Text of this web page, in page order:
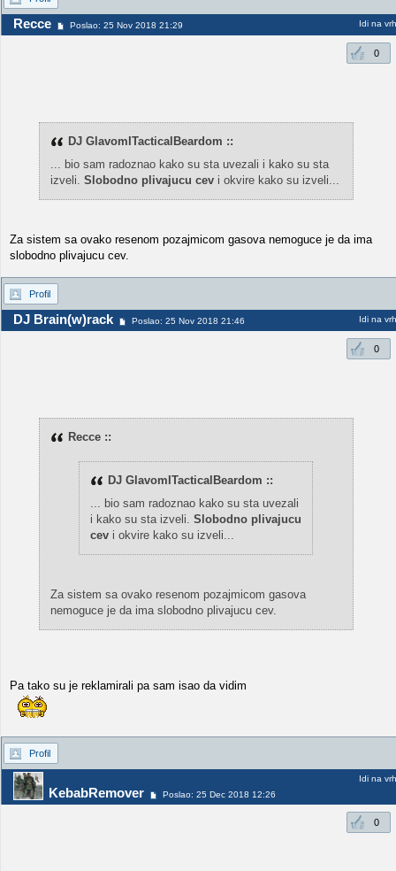
Recce Poslao: 25 Nov 2018 21:29 Idi na vrh
0
DJ GlavomITacticalBeardom ::
... bio sam radoznao kako su sta uvezali i kako su sta
izveli. Slobodno plivajucu cevi okvire kako su izveli...
Za sistem sa ovako resenom pozajmicom gasova nemoguce je da ima
slobodno plivajucu cev.
Profil
DJ Brain(w)rack Poslao: 25 Nov 2018 21:46 Idi na vrh
0
Recce ::
DJ GlavomITacticalBeardom ::
... bio sam radoznao kako su sta uvezali
i kako su sta izveli. Slobodno plivajucu
cev i okvire kako su izveli...
Za sistem sa ovako resenom pozajmicom gasova
nemoguce je da ima slobodno plivajucu cev.
Pa tako su je reklamirali pa sam isao da vidim
Profil
KebabRemover Poslao: 25 Dec 2018 12:26
Idi na vrh
0